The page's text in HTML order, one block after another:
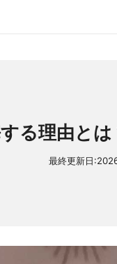
る理由と
最終更新日: